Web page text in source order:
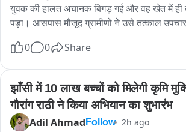
युवक की हालत अचानक बिगड़ गई और वह खेत में ही
पड़ा। आसपास मौजूद ग्रामीणों ने उसे तत्काल
चिकित्सकों ने उसकी गंभीर स्थिति को देखते हुए
जानकारी के अनुसार गांव खासपुर निवासी हिमांशु
लगभग 5:30 बजे खेत की ओर जा रहा था। इसी
सांप ने उसे काट लिया। शुरुआत में युवक ने इसे
ही देर में उसकी तबीयत बिगड़ने लगी और वह अचेत
0 0 Share
झाँसी में 10 लाख बच्चों को मिलेगी कृमि
गौरांग राठी ने किया अभियान का शुभारंभ
Adil Ahmad Follow 2h ago